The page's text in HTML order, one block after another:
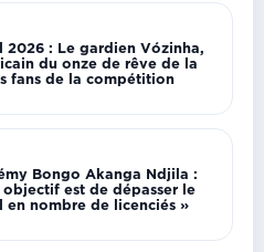
2026 : Le gardien Vózinha,
du onze de rêve de la
fans de la compétition
Bongo Akanga Ndjila :
objectif est de dépasser le
nombre de licenciés »